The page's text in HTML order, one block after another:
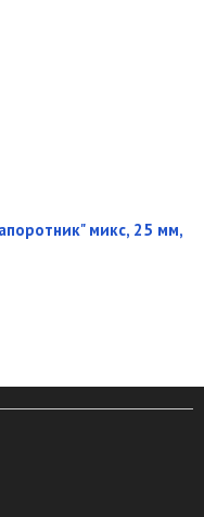
микс, 25 мм,